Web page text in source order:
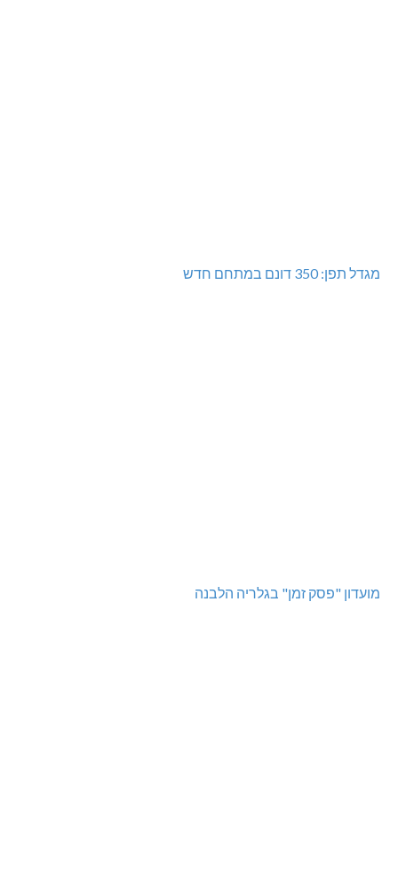
מגדל תפן: 350 דונם במתחם חדש
מועדון "פסק זמן" בגלריה הלבנה